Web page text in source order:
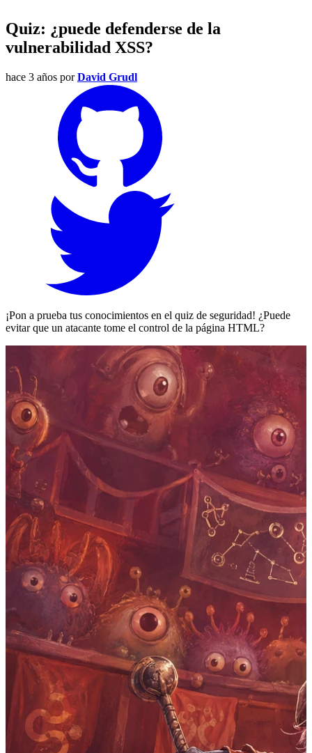
Quiz: ¿puede defenderse de la
vulnerabilidad XSS?
hace 3 años porDavid Grudl
¡Pon a prueba tus conocimientos en el quiz de seguridad! ¿Puede
evitar que un atacante tome el control de la página HTML?